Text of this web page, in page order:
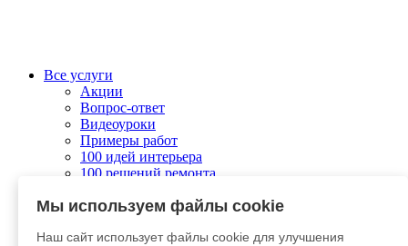
Все услуги
Акции
Вопрос-ответ
Видеоуроки
Примеры работ
100 идей интерьера
100 решений ремонта
О компании
Отправить заявку
Мы используем файлы cookie
Наш сайт использует файлы cookie для улучшения